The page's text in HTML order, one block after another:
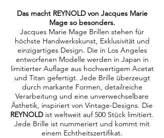
Das macht REYNOLD von Jacques Marie
Mage so besonders.
Jacques Marie Mage Brillen stehen für
höchste Handwerkskunst, Exklusivität und
einzigartiges Design. Die in Los Angeles
entworfenen Modelle werden in Japan in
limitierter Auflage aus hochwertigem Acetat
und Titan gefertigt. Jede Brille überzeugt
durch markante Formen, detailreiche
Verarbeitung und eine unverwechselbare
Ästhetik, inspiriert von Vintage-Designs. Die
REYNOLDist weltweit auf 500 Stück limitiert.
Jede Brille ist nummeriert und kommt mit
einem Echtheitszertifikat.